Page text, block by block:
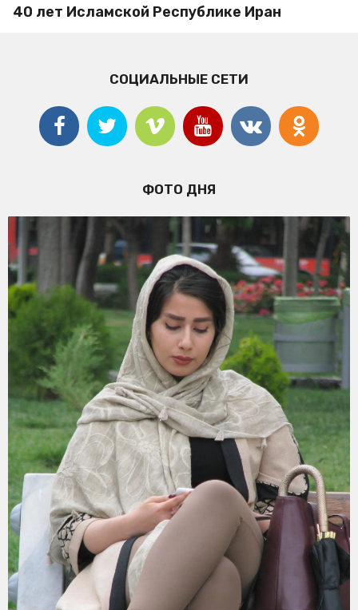
40 лет Исламской Республике Иран
СОЦИАЛЬНЫЕ СЕТИ
ФОТО ДНЯ